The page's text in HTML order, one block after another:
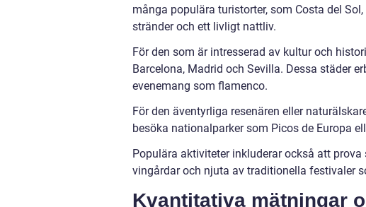
många populära turistorter, som Costa del
stränder och ett livligt nattliv.
För den som är intresserad av kultur och
Barcelona, Madrid och Sevilla. Dessa städer
evenemang som flamenco.
För den äventyrliga resenären eller
besöka nationalparker som Picos de Europa
Populära aktiviteter inkluderar också att
vingårdar och njuta av traditionella festivaler
Kvantitativa mätningar